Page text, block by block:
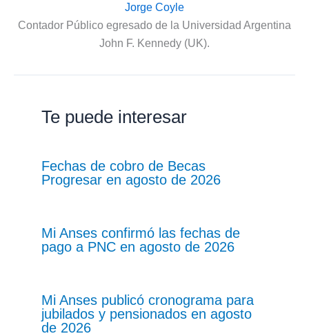
Jorge Coyle
Contador Público egresado de la Universidad Argentina
John F. Kennedy (UK).
Te puede interesar
Fechas de cobro de Becas
Progresar en agosto de 2026
Mi Anses confirmó las fechas de
pago a PNC en agosto de 2026
Mi Anses publicó cronograma para
jubilados y pensionados en agosto
de 2026